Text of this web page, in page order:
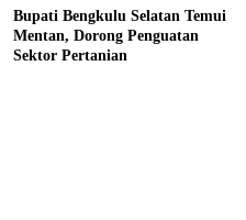
Bupati Bengkulu Selatan Temui
Mentan, Dorong Penguatan
Sektor Pertanian